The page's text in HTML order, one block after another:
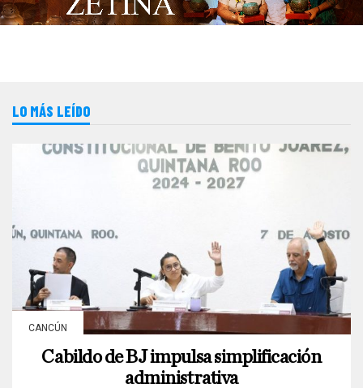
LO MÁS LEÍDO
CANCÚN
Cabildo de BJ impulsa simplificación
administrativa